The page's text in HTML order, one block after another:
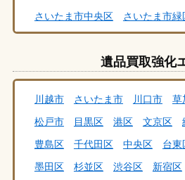
さいたま市中央区
さいたま市緑
さいたま市桜区
さいたま市南区
さいたま市岩槻区
さいたま市見
本庄市
飯能市 杉戸町 行田市
幸手市
白岡市 三郷市 八潮市
所沢市
戸田市 新座市 蓮田市
ふじみ野市
越谷市 さいたま市
遺品買取強化
川越市 さいたま市 川口市 草
松戸市
目黒区 港区 文京区
豊島区
千代田区 中央区 台東
墨田区
杉並区 渋谷区 新宿区